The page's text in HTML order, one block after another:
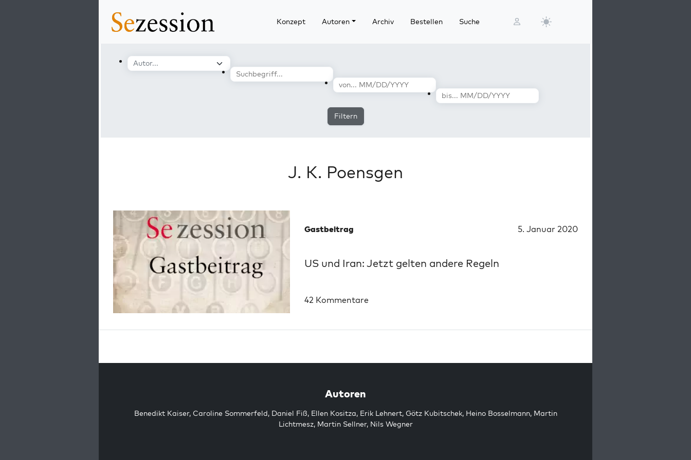
Konzept Autoren Archiv Bestellen Suche
Filtern
J. K. Poensgen
Gastbeitrag 5. Januar 2020
US und Iran: Jetzt gelten andere Regeln
42 Kommentare
Autoren
Benedikt Kaiser, Caroline Sommerfeld, Daniel Fiß, Ellen Kositza, Erik Lehnert, Götz Kubitschek, Heino Bosselmann, Martin
Lichtmesz, Martin Sellner, Nils Wegner